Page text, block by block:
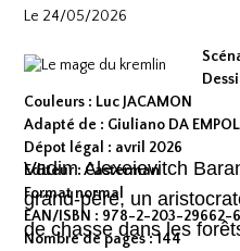
Le 24/05/2026
Couleurs : Luc JACAMON
Adapté de : Giuliano DA EMPOLI
Dépot légal : avril 2026
Editeur : Casterman
Format normal
EAN/ISBN : 978-2-203-29662-6
Nombre de pages : 144
Vadim Alexeievitch
grand-père, un
de chasse dans les